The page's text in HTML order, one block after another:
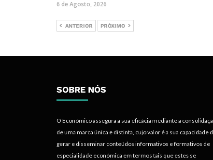
6 de Agosto, 2026
ANTERIOR PRÓXIMO
SOBRE NÓS
O Económico assegura a sua eficácia mediante a
de uma marca única e distinta, cujo valor é a sua capacidade
gerar e disseminar conteúdos informativos e formativos de
especialidade económica em termos tais que estes se